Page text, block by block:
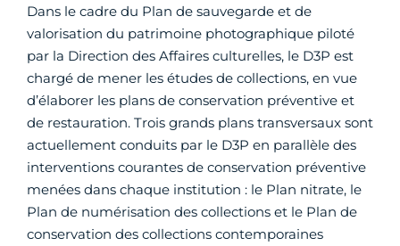
Dans le cadre du Plan de sauvegarde et de
valorisation du patrimoine photographique piloté
par la Direction des Affaires culturelles, le D3P est
chargé de mener les études de collections, en vue
d’élaborer les plans de conservation préventive et
de restauration. Trois grands plans transversaux sont
actuellement conduits par le D3P en parallèle des
interventions courantes de conservation préventive
menées dans chaque institution : le Plan nitrate, le
Plan de numérisation des collections et le Plan de
conservation des collections contemporaines